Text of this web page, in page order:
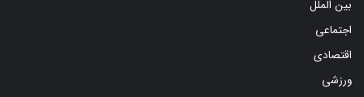
اجتماعی
اقتصادی
ورزشی
استان ها